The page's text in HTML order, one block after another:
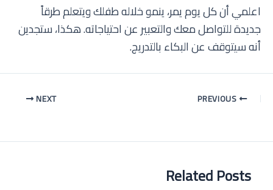
اعلمي أن كل يوم يمر، ينمو خلاله طفلك ويتعلم طرقاً
جديدة للتواصل معك والتعبير عن احتياجاته. هكذا، ستجدين
أنه سيتوقف عن البكاء بالتدريج.
Post
NEXT
Related Posts